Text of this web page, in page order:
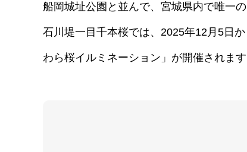
船岡城址公園と並んで、宮城県内で唯一
石川堤一目千本桜では、2025年12月5日
わら桜イルミネーション」が開催されます